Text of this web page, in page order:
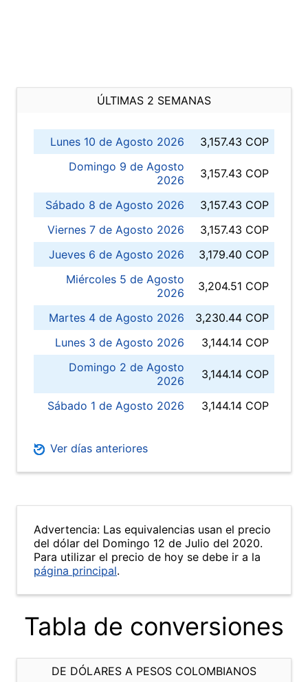
ÚLTIMAS 2 SEMANAS
Lunes 10 de Agosto 2026
3,157.43 COP
Domingo 9 de Agosto
2026
3,157.43 COP
Sábado 8 de Agosto 2026
3,157.43 COP
Viernes 7 de Agosto 2026
3,157.43 COP
Jueves 6 de Agosto 2026
3,179.40 COP
Miércoles 5 de Agosto
2026
3,204.51 COP
Martes 4 de Agosto 2026
3,230.44 COP
Lunes 3 de Agosto 2026
3,144.14 COP
Domingo 2 de Agosto
2026
3,144.14 COP
Sábado 1 de Agosto 2026 3,144.14 COP
Ver días anteriores
Advertencia: Las equivalencias usan el precio
del dólar del Domingo 12 de Julio del 2020.
Para utilizar el precio de hoy se debe ir a la
página principal.
Tabla de conversiones
DE DÓLARES A PESOS COLOMBIANOS